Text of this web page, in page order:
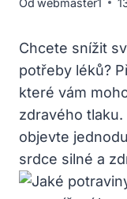
Chcete snížit
potřeby léků?‍
‌které vám
zdravého
objevte⁣
srdce​ silné a